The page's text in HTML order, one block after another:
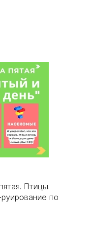
Птицы.
по